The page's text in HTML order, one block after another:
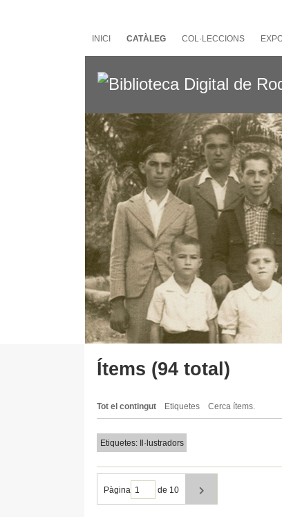
INICI CATÀLEG COL·LECCIONS
Ítems (94 total)
Tot el contingut Etiquetes Cerca ítems.
Etiquetes: Il·lustradors
Pàgina de 10